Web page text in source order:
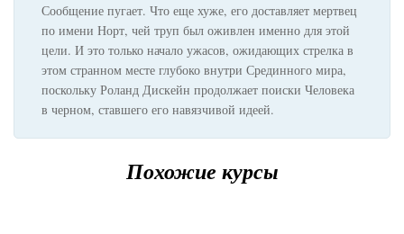
Сообщение пугает. Что еще хуже, его доставляет мертвец
по имени Норт, чей труп был оживлен именно для этой
цели. И это только начало ужасов, ожидающих стрелка в
этом странном месте глубоко внутри Срединного мира,
поскольку Роланд Дискейн продолжает поиски Человека
в черном, ставшего его навязчивой идеей.
Похожие курсы